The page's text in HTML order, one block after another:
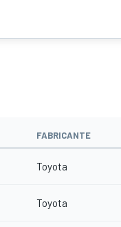
FABRICANTE
Toyota
Toyota